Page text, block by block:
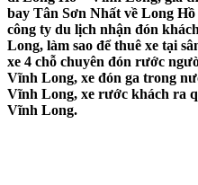
bay Tân Sơn Nhất về Long
công ty du lịch nhận đón
Long, làm sao để thuê xe tại
xe 4 chỗ chuyên đón rước
Vĩnh Long, xe đón ga trong
Vĩnh Long, xe rước khách ra
Vĩnh Long.